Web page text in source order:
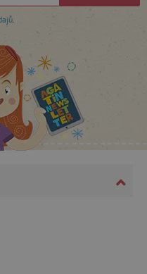
.
.agatinsvet.cz